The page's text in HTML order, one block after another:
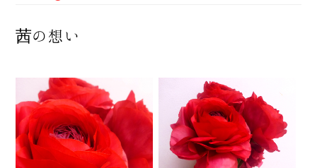
デルフィニウム
ヒバスギルイ
ヒペリカム ヒマワリ
ファレノ
ファレノ（ハチ）
フリージア
ブバリア
ヘリコニア ホオズキ
マツ
マトリカリヤ
マーガレット
茜の想い